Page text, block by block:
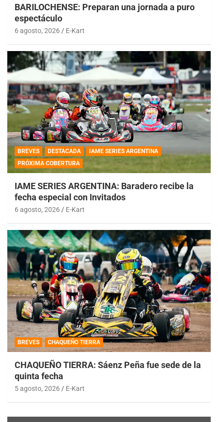
BARILOCHENSE: Preparan una jornada a puro
espectáculo
6 agosto, 2026 E-Kart
BREVES DESTACADA
IAME SERIES ARGENTINA
PRÓXIMA COBERTURA
IAME SERIES ARGENTINA: Baradero recibe la
fecha especial con Invitados
6 agosto, 2026 E-Kart
BREVES CHAQUEÑO TIERRA
CHAQUEÑO TIERRA: Sáenz Peña fue sede de la
quinta fecha
5 agosto, 2026 E-Kart